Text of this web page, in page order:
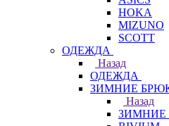
HOKA
MIZUNO
SCOTT
ОДЕЖДА
Назад
ОДЕЖДА
ЗИМНИЕ
Назад
ЗИМНИЕ